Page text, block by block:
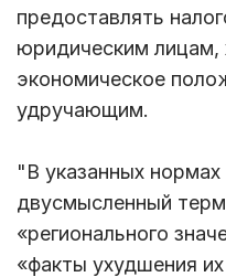
предоставлять
юридическим лицам,
экономическое
удручающим.
"В указанных нормах
двусмысленный
«регионального
«факты ухудшения